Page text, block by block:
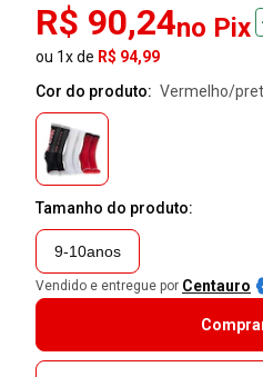
R$ 90,24no Pix
ou 1x de R$ 94,99
Cor do produto:
vermelho/
Tamanho do produto:
9-10anos
Vendido e entregue por Centauro